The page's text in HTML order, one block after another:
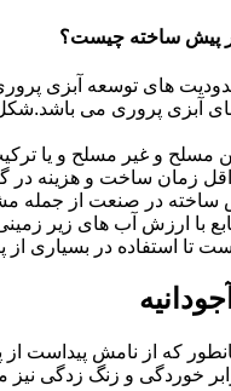
پیش ساخته چیست؟
های توسعه آبزی پروری
آبزی پروری می
مسلح و غیر مسلح و یا
زمان ساخت و هزینه در
در صنعت از جمله
با ارزش آب های زیر
تا استفاده در بسیاری
که از نامش پیداست
خوردگی و زنگ زدگی